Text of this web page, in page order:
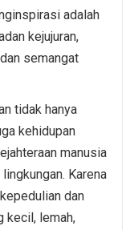
adalah
kejujuran,
semangat
tidak hanya
kehidupan
manusia
Karena
dan
kecil, lemah,